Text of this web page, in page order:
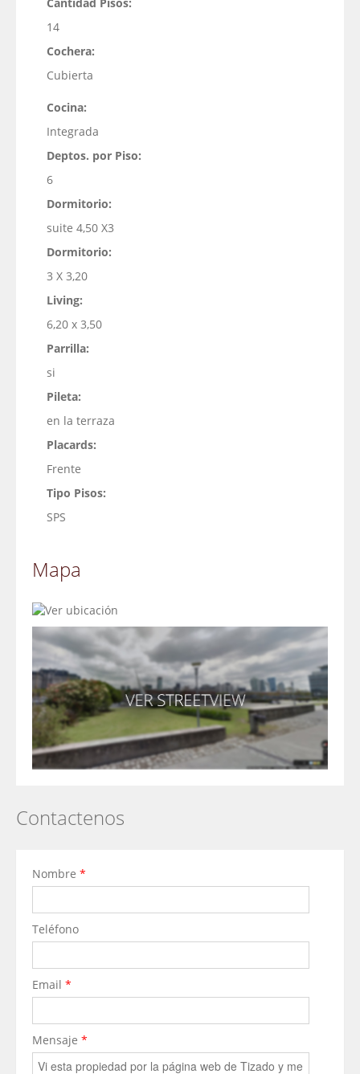
14
Cochera:
Cubierta
Cocina:
Integrada
Deptos. por Piso:
6
Dormitorio:
suite 4,50 X3
Dormitorio:
3 X 3,20
Living:
6,20 x 3,50
Parrilla:
si
Pileta:
en la terraza
Placards:
Frente
Tipo Pisos:
SPS
Mapa
Contactenos
Nombre *
Teléfono
Email *
Mensaje *